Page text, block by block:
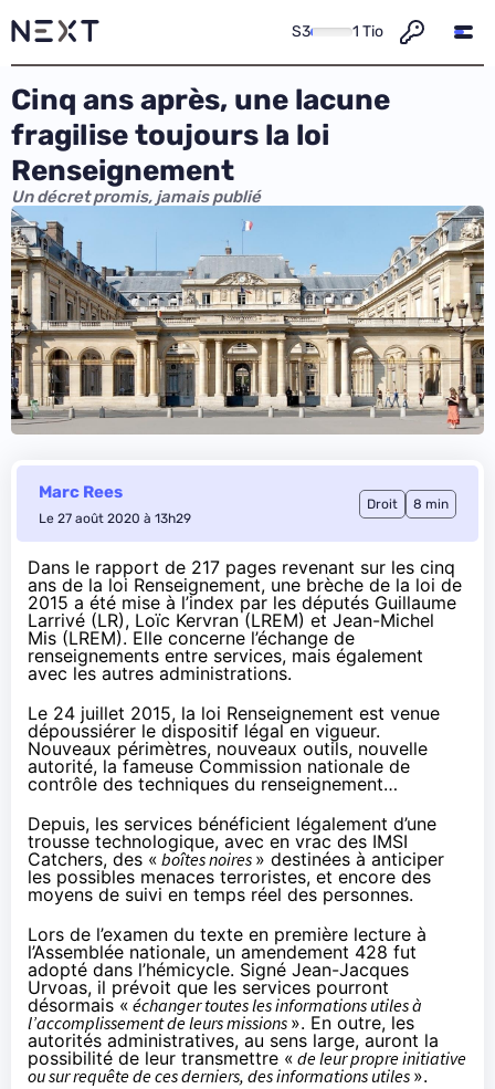
S3 1 Tio
Cinq ans après, une lacune
fragilise toujours la loi
Renseignement
Un décret promis, jamais publié
Marc Rees
Le 27 août 2020 à 13h29
Droit 8 min
Dans le rapport de 217 pages revenant sur les cinq
ans de la loi Renseignement, une brèche de la loi de
2015 a été mise à l’index par les députés Guillaume
Larrivé (LR), Loïc Kervran (LREM) et Jean-Michel
Mis (LREM). Elle concerne l’échange de
renseignements entre services, mais également
avec les autres administrations.
Le 24 juillet 2015, la loi Renseignement est venue
dépoussiérer le dispositif légal en vigueur.
Nouveaux périmètres, nouveaux outils, nouvelle
autorité, la fameuse Commission nationale de
contrôle des techniques du renseignement…
Depuis, les services bénéficient légalement d’une
trousse technologique, avec en vrac des IMSI
Catchers, des « boîtes noires » destinées à anticiper
les possibles menaces terroristes, et encore des
moyens de suivi en temps réel des personnes.
Lors de l’examen du texte en première lecture à
l’Assemblée nationale, un amendement 428 fut
adopté dans l’hémicycle. Signé Jean-Jacques
Urvoas, il prévoit que les services pourront
désormais « échanger toutes les informations utiles à
l’accomplissement de leurs missions ». En outre, les
autorités administratives, au sens large, auront la
possibilité de leur transmettre « de leur propre initiative
ou sur requête de ces derniers, des informations utiles ».